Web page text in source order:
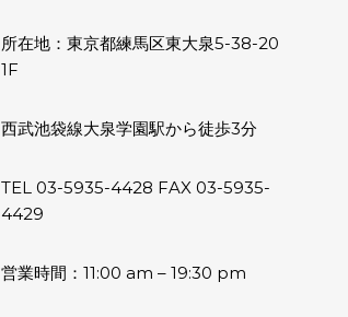
所在地：東京都練馬区東大泉5-38-20
1F
西武池袋線大泉学園駅から徒歩3分
TEL 03-5935-4428 FAX 03-5935-
4429
営業時間：11:00 am – 19:30 pm